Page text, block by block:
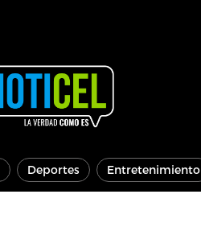
Deportes Entretenimiento